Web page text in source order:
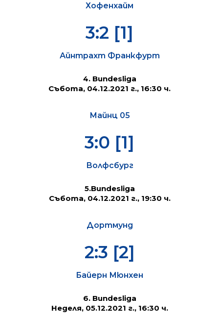
Хофенхайм
3:2 [1]
Айнтрахт Франкфурт
4. Bundesliga
Събота, 04.12.2021 г., 16:30 ч.
Майнц 05
3:0 [1]
Волфсбург
5.Bundesliga
Събота, 04.12.2021 г., 19:30 ч.
Дортмунд
2:3 [2]
Байерн Мюнхен
6. Bundesliga
Неделя, 05.12.2021 г., 16:30 ч.